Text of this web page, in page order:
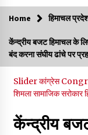
Home हिमाचल
केंन्द्रीय बजट हिमाचल के
बंद करना संघीय ढांचे पर
Sliderकांग्रेस
शिमलासामाजिक सरोकार
केंन्द्रीय